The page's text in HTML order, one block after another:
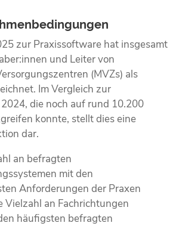
zur Praxissoftware hat insgesamt
und Leiter von
(MVZs) als
Im Vergleich zur
die noch auf rund 10.200
konnte, stellt dies eine
dar.
an befragten
mit den
Anforderungen der Praxen
Vielzahl an Fachrichtungen
häufigsten befragten